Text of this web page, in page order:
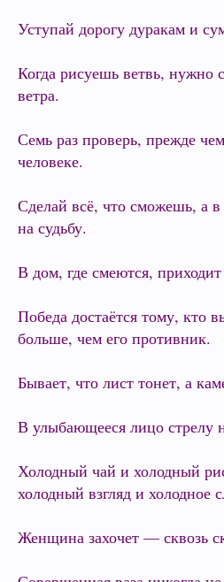
Уступай дорогу дуракам и
Когда рисуешь ветвь, нужно
ветра.
Семь раз проверь, прежде
человеке.
Сделай всё, что сможешь, а
на судьбу.
В дом, где смеются, приходит
Победа достаётся тому, кто
больше, чем его противник.
Бывает, что лист тонет, а
В улыбающееся лицо стрелу
Холодный чай и холодный
холодный взгляд и
Женщина захочет — сквозь